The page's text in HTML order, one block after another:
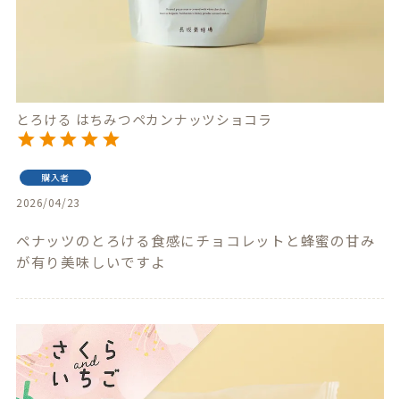
とろける はちみつペカンナッツショコラ
購入者
2026/04/23
ペナッツのとろける食感にチョコレットと蜂蜜の甘み
が有り美味しいですよ